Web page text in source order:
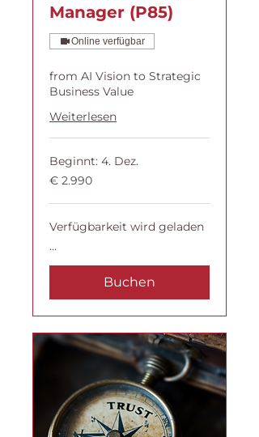
Manager (P85)
Online verfügbar
from AI Vision to Strategic
Business Value
Weiterlesen
Beginnt: 4. Dez.
2.990
Euro
€ 2.990
Verfügbarkeit wird geladen
...
Buchen